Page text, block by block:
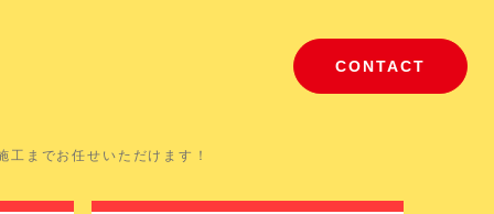
CONTACT
までお任せいただけます！